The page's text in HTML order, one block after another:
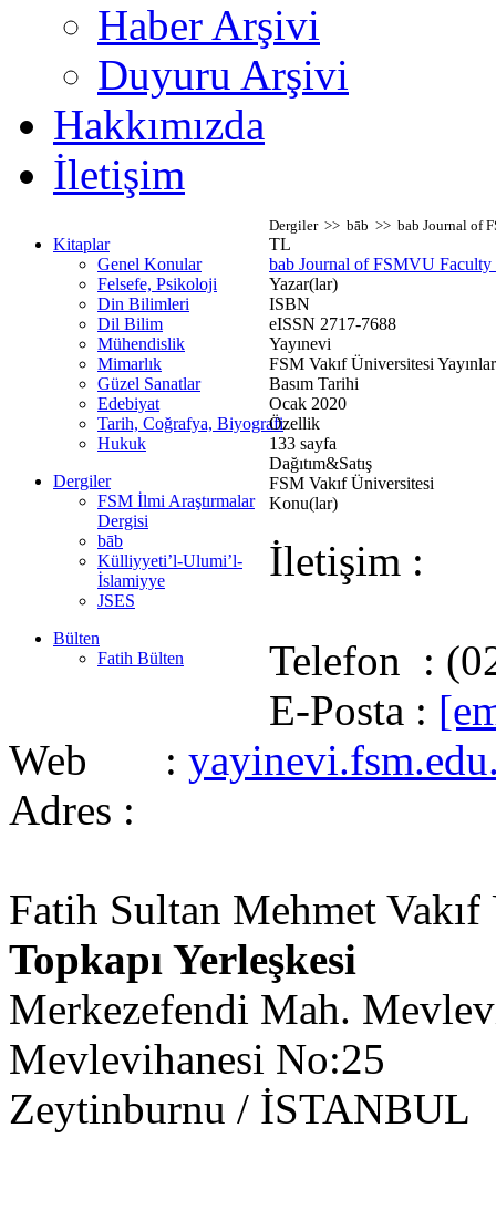
Haber Arşivi
Duyuru Arşivi
Hakkımızda
İletişim
Kitaplar
Genel Konular
Felsefe, Psikoloji
Din Bilimleri
Dil Bilim
Mühendislik
Mimarlık
Güzel Sanatlar
Edebiyat
Tarih, Coğrafya, Biyografi
Hukuk
Dergiler
FSM İlmi Araştırmalar
Dergisi
bāb
Külliyyeti’l-Ulumi’l-
İslamiyye
JSES
Bülten
Fatih Bülten
Dergiler >> bāb >> bab Journal of
TL
bab Journal of FSMVU
Yazar(lar)
ISBN
eISSN 2717-7688
Yayınevi
FSM Vakıf Üniversitesi
Basım Tarihi
Ocak 2020
Özellik
133 sayfa
Dağıtım&Satış
FSM Vakıf Üniversitesi
Konu(lar)
İletişim :
Telefon :
E-Posta :
Web :
Adres :
Fatih Sultan Mehmet Vakıf
Topkapı Yerleşkesi
Merkezefendi Mah.
Mevlevihanesi No:25
Zeytinburnu / İSTANBUL